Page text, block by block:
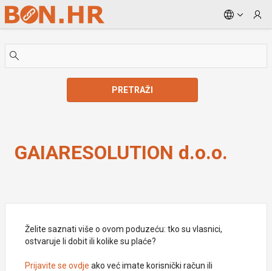
Skip to Main Content
PRETRAŽI
GAIARESOLUTION d.o.o.
Želite saznati više o ovom poduzeću: tko su vlasnici,
ostvaruje li dobit ili kolike su plaće?
Prijavite se ovdje ako već imate korisnički račun ili